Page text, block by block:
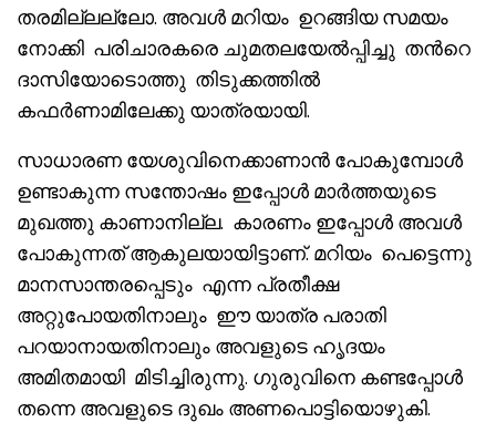
തരമില്ലല്ലോ. അവൾ മറിയം ഉറങ്ങിയ സമയം
നോക്കി പരിചാരകരെ ചുമതലയേൽപ്പിച്ചു തൻറെ
ദാസിയോടൊത്തു തിടുക്കത്തിൽ
കഫർണാമിലേക്കു യാത്രയായി.
സാധാരണ യേശുവിനെക്കാണാൻ പോകുമ്പോൾ
ഉണ്ടാകുന്ന സന്തോഷം ഇപ്പോൾ മാർത്തയുടെ
മുഖത്തു കാണാനില്ല. കാരണം ഇപ്പോൾ അവൾ
പോകുന്നത് ആകുലയായിട്ടാണ്. മറിയം പെട്ടെന്നു
മാനസാന്തരപ്പെടും എന്ന പ്രതീക്ഷ
അറ്റുപോയതിനാലും ഈ യാത്ര പരാതി
പറയാനായതിനാലും അവളുടെ ഹൃദയം
അമിതമായി മിടിച്ചിരുന്നു. ഗുരുവിനെ കണ്ടപ്പോൾ
തന്നെ അവളുടെ ദുഖം അണപൊട്ടിയൊഴുകി.